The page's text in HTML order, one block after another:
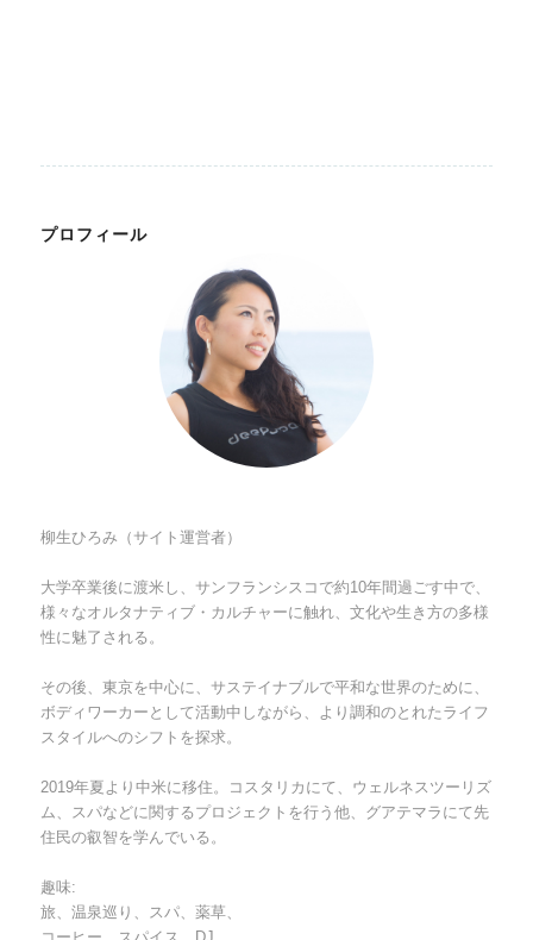
プロフィール
柳生ひろみ（サイト運営者）
大学卒業後に渡米し、サンフランシスコで約10年間過ごす中で、
様々なオルタナティブ・カルチャーに触れ、文化や生き方の多様
性に魅了される。
その後、東京を中心に、サステイナブルで平和な世界のために、
ボディワーカーとして活動中しながら、より調和のとれたライフ
スタイルへのシフトを探求。
2019年夏より中米に移住。コスタリカにて、ウェルネスツーリズ
ム、スパなどに関するプロジェクトを行う他、グアテマラにて先
住民の叡智を学んでいる。
趣味:
旅、温泉巡り、スパ、薬草、